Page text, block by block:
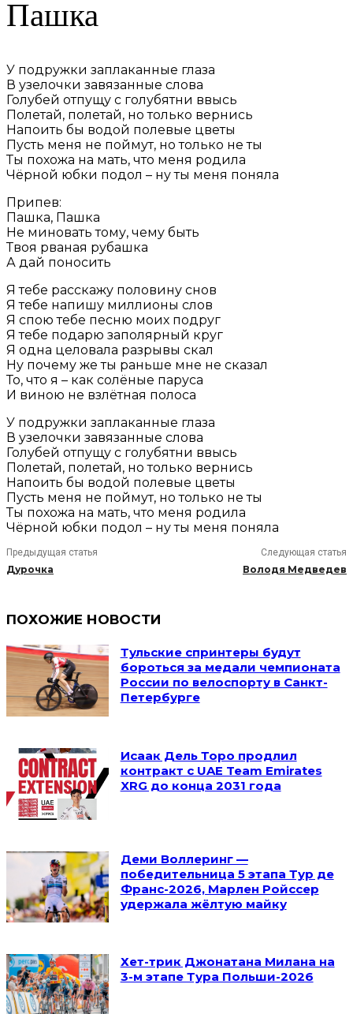
Пашка
У подружки заплаканные глаза
В узелочки завязанные слова
Голубей отпущу с голубятни ввысь
Полетай, полетай, но только вернись
Напоить бы водой полевые цветы
Пусть меня не поймут, но только не ты
Ты похожа на мать, что меня родила
Чёрной юбки подол – ну ты меня поняла
Припев:
Пашка, Пашка
Не миновать тому, чему быть
Твоя рваная рубашка
А дай поносить
Я тебе расскажу половину снов
Я тебе напишу миллионы слов
Я спою тебе песню моих подруг
Я тебе подарю заполярный круг
Я одна целовала разрывы скал
Ну почему же ты раньше мне не сказал
То, что я – как солёные паруса
И виною не взлётная полоса
У подружки заплаканные глаза
В узелочки завязанные слова
Голубей отпущу с голубятни ввысь
Полетай, полетай, но только вернись
Напоить бы водой полевые цветы
Пусть меня не поймут, но только не ты
Ты похожа на мать, что меня родила
Чёрной юбки подол – ну ты меня поняла
Предыдущая статья
Дурочка
Следующая статья
Володя Медведев
ПОХОЖИЕ НОВОСТИ
Тульские спринтеры будут
бороться за медали чемпионата
России по велоспорту в Санкт-
Петербурге
Исаак Дель Торо продлил
контракт с UAE Team Emirates
XRG до конца 2031 года
Деми Воллеринг —
победительница 5 этапа Тур де
Франс-2026, Марлен Ройссер
удержала жёлтую майку
Хет-трик Джонатана Милана на
3-м этапе Тура Польши-2026